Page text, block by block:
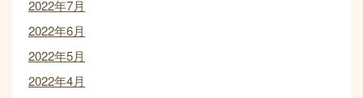
2022年7月
2022年6月
2022年5月
2022年4月